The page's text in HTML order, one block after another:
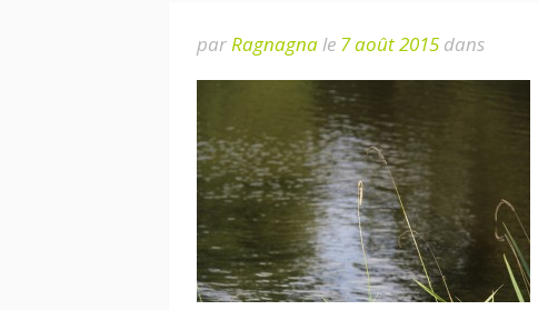
parRagnagnale 7 août 2015 dans